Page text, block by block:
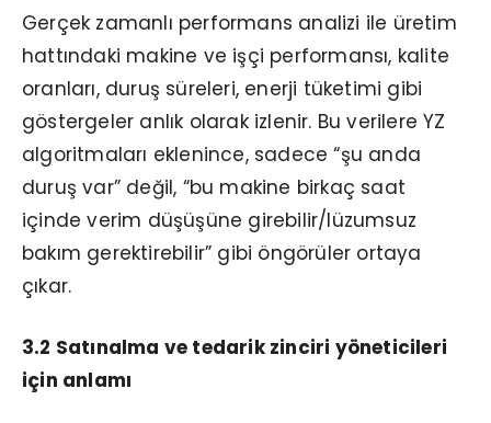
Gerçek zamanlı performans analizi ile üretim
hattındaki makine ve işçi performansı, kalite
oranları, duruş süreleri, enerji tüketimi gibi
göstergeler anlık olarak izlenir. Bu verilere YZ
algoritmaları eklenince, sadece “şu anda
duruş var” değil, “bu makine birkaç saat
içinde verim düşüşüne girebilir/lüzumsuz
bakım gerektirebilir” gibi öngörüler ortaya
çıkar.
3.2 Satınalma ve tedarik zinciri yöneticileri
için anlamı